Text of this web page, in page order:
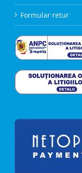
Formular retur